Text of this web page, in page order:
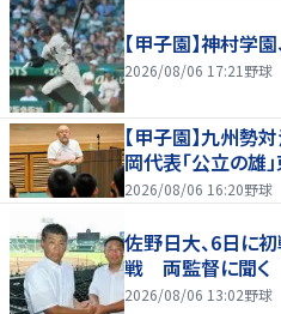
【甲子園】神村学
2026/08/06 17:21 野球
【甲子園】九州勢
岡代表「公立の雄
2026/08/06 16:20野球
佐野日大、6日に
戦 両監督に聞く
2026/08/06 13:02野球